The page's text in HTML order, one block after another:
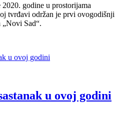
godine u prostorijama
tvrđavi održan je prvi ovogodišnji
„Novi Sad“.
u ovoj godini
u ovoj godini